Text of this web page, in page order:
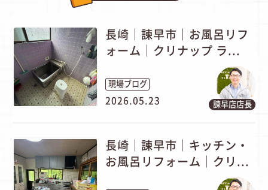
長崎｜諫早市｜お風呂リフ
ォーム｜クリナップ ラ...
現場ブログ
2026.05.23 諫早店店長
長崎｜諫早市│キッチン・
お風呂リフォーム│クリ...